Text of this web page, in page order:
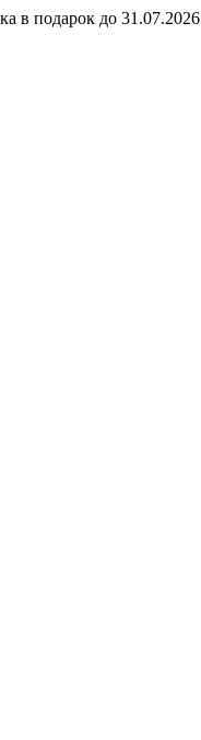
в подарок до 31.07.2026